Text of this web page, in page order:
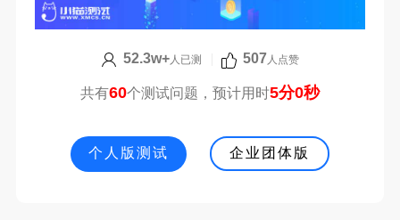
52.3w+人已测 507人点赞
共有60个测试问题，预计用时5分0秒
个人版测试 企业团体版